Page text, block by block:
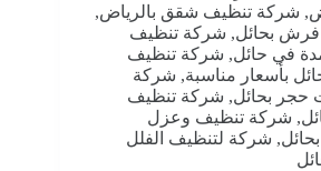
, شركة تنظيف شقق بالرياض,
بحائل, شركة تنظيف
في حائل, شركة تنظيف
بأسعار مناسبة, شركة
حجر بحائل, شركة تنظيف
, شركة تنظيف وعزل
, شركة لتنظيف الفلل